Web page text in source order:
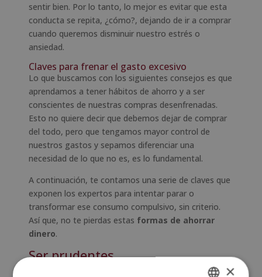
sentir bien. Por lo tanto, lo mejor es evitar que esta
conducta se repita, ¿cómo?, dejando de ir a comprar
cuando queremos disminuir nuestro estrés o
ansiedad.
Claves para frenar el gasto excesivo
Lo que buscamos con los siguientes consejos es que
aprendamos a tener hábitos de ahorro y a ser
conscientes de nuestras compras desenfrenadas.
Esto no quiere decir que debemos dejar de comprar
del todo, pero que tengamos mayor control de
nuestros gastos y sepamos diferenciar una
necesidad de lo que no es, es lo fundamental.
A continuación, te contamos una serie de claves que
exponen los expertos para intentar parar o
transformar ese consumo compulsivo, sin criterio.
Así que, no te pierdas estas formas de ahorrar
dinero.
Ser prudentes
Como ya lo hemos mencionado, lo que necesitamos×